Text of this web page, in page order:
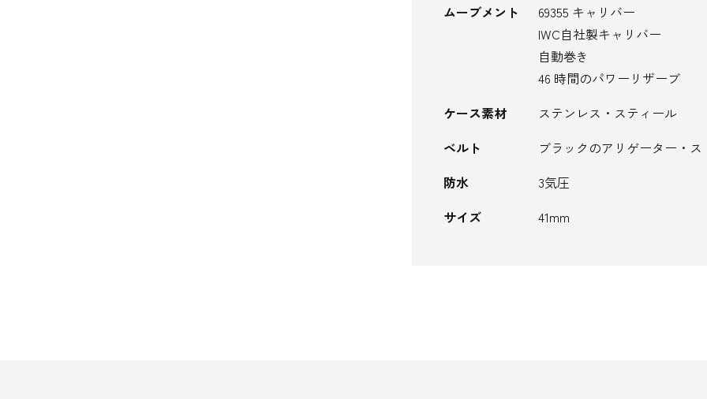
ムーブメント
69355 キャリバー
IWC自社製キャリバー
自動巻き
46 時間のパワーリザーブ
ケース素材
ステンレス・スティール
ベルト
ブラックのアリゲーター・
防水
3気圧
サイズ
41mm